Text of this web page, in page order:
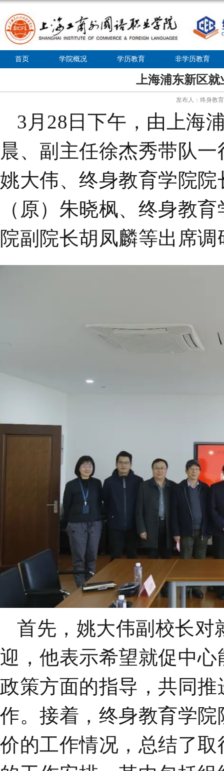
首页 学院概况 学历教育 非学历教育
上海浦东新区
发布人：终身教
3 月 28 日下午，由上海
晨、副主任徐杰秀带队
姚大伟、终身教育学院
（原）朱晓枫、终身教
院副院长胡凤麟等出席调
首先， 姚大伟副校长对
迎 ，他表示希望就促中
政策方面的指导，共同
作。接着，终身教育学
价的工作情况，总结了